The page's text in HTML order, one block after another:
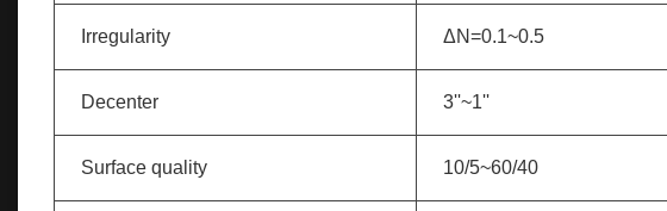
Irregularity ΔN=0.1~0.5
Decenter 3''~1''
Surface quality 10/5~60/40